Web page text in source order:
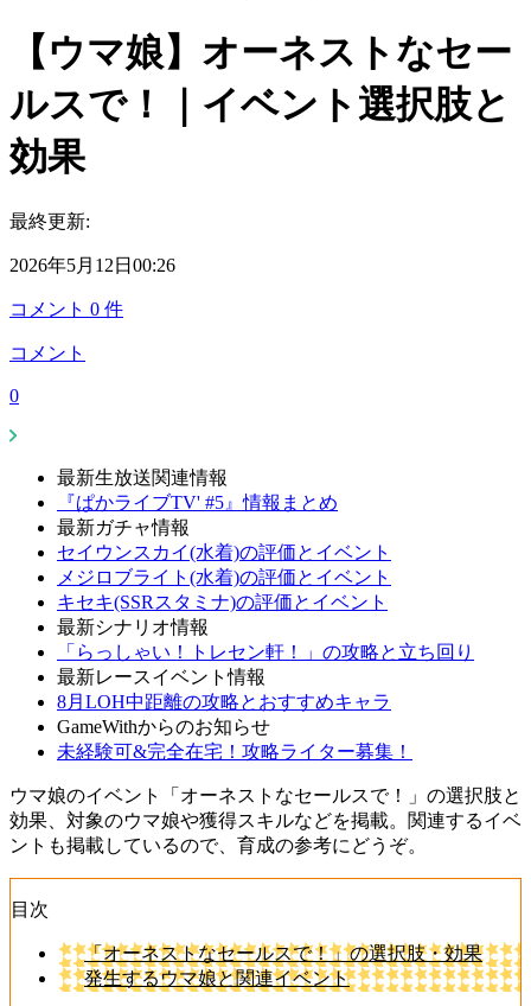
【ウマ娘】オーネストなセー
ルスで！｜イベント選択肢と
効果
最終更新:
2026年5月12日00:26
コメント 0 件
コメント
0
最新生放送関連情報
『ぱかライブTV' #5』情報まとめ
最新ガチャ情報
セイウンスカイ(水着)の評価とイベント
メジロブライト(水着)の評価とイベント
キセキ(SSRスタミナ)の評価とイベント
最新シナリオ情報
「らっしゃい！トレセン軒！」の攻略と立ち回り
最新レースイベント情報
8月LOH中距離の攻略とおすすめキャラ
GameWithからのお知らせ
未経験可&完全在宅！攻略ライター募集！
ウマ娘のイベント「オーネストなセールスで！」の選択肢と
効果、対象のウマ娘や獲得スキルなどを掲載。関連するイベ
ントも掲載しているので、育成の参考にどうぞ。
目次
「オーネストなセールスで！」の選択肢・効果
発生するウマ娘と関連イベント